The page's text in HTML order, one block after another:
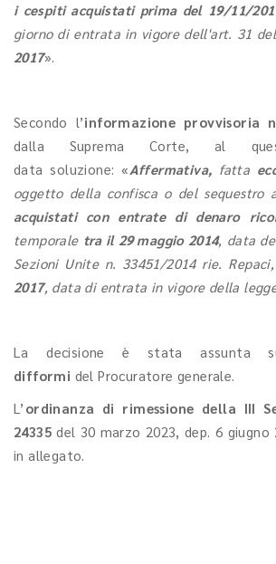
i cespiti acquistati prima del 19/11/
giorno di entrata in vigore dell'art. 31
2017».
Secondo l’informazione provvisoria
dalla Suprema Corte, al
data soluzione: «Affermativa, fatta
oggetto della confisca o del sequestro
acquistati con entrate di denaro
temporale tra il 29 maggio 2014, data
Sezioni Unite n. 33451/2014 rie.
2017, data di entrata in vigore della
La decisione è stata assunta
difformi del Procuratore generale.
L’ ordinanza di rimessione della III
24335 del 30 marzo 2023, dep. 6 giugno
in allegato.